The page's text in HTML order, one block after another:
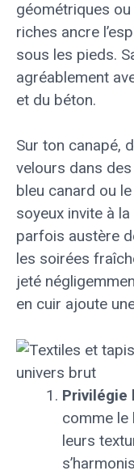
géométriques
riches ancre
sous les pieds.
agréablement
et du béton.
Sur ton canapé,
velours dans
bleu canard ou
soyeux invite à
parfois austère
les soirées
jeté
en cuir ajoute
Privilégie
comme le
leurs